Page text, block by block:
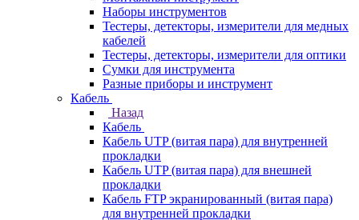
Наборы инструментов
Тестеры, детекторы, измерители для медных
кабелей
Тестеры, детекторы, измерители для оптики
Сумки для инструмента
Разные приборы и инструмент
Кабель
Назад
Кабель
Кабель UTP (витая пара) для внутренней
прокладки
Кабель UTP (витая пара) для внешней
прокладки
Кабель FTP экранированный (витая пара)
для внутренней прокладки